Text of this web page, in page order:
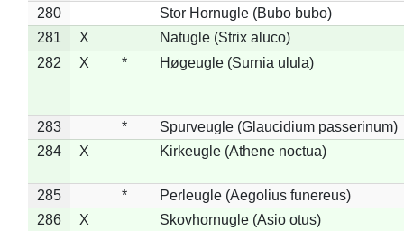
280
Stor Hornugle (Bubo bubo)
281
X
Natugle (Strix aluco)
282
X * Høgeugle (Surnia ulula)
283 *
Spurveugle (Glaucidium passerinum)
284
X Kirkeugle (Athene noctua)
285 *
Perleugle (Aegolius funereus)
286
X Skovhornugle (Asio otus)